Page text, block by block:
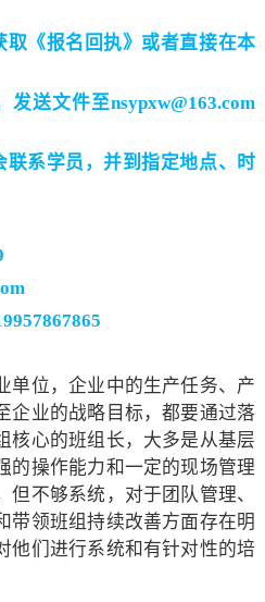
取《报名回执》或者直接在本
送文件至nsypxw@163.com
系学员，并到指定地点、时
单位，企业中的生产任务、产
企业的战略目标，都要通过落
核心的班组长，大多是从基层
的操作能力和一定的现场管理
不够系统，对于团队管理、
带领班组持续改善方面存在明
他们进行系统和有针对性的培